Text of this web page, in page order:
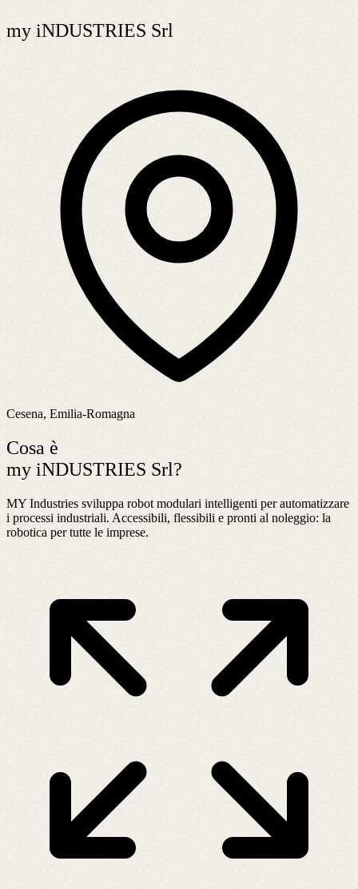
my iNDUSTRIES Srl
Cesena, Emilia-Romagna
Cosa è
my iNDUSTRIES Srl?
MY Industries sviluppa robot modulari intelligenti per automatizzare
i processi industriali. Accessibili, flessibili e pronti al noleggio: la
robotica per tutte le imprese.